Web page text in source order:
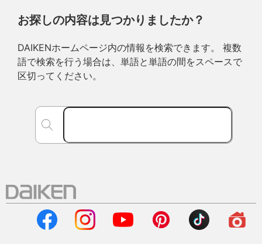
お探しの内容は見つかりましたか？
DAIKENホームページ内の情報を検索できます。 複数
語で検索を行う場合は、単語と単語の間をスペースで
区切ってください。